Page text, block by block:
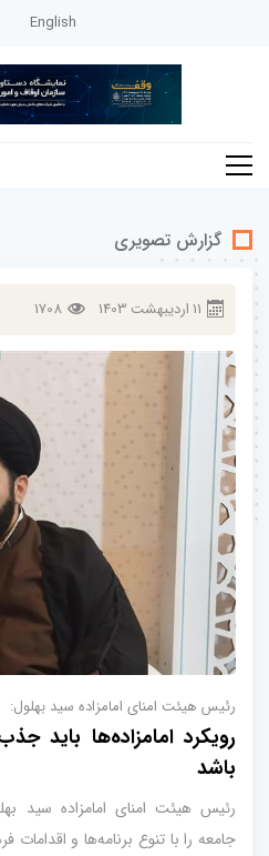
English
گزارش تصویری
11ارديبهشت 1403
1708
رئیس هیئت امنای امامزاده سید بهلول:
رویکرد امامزاده‌ها باید
باشد
رئیس هیئت امنای امامزاده سید
جامعه را با تنوع برنامه‌ها و اقدامات